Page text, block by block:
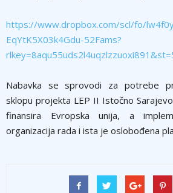
https://www.dropbox.com/scl/fo/
EqYtK5X03k4Gdu-52Fams?
Nabavka se sprovodi za potrebe
sklopu projekta LEP II Istočno
finansira Evropska unija, a
organizacija rada i ista je oslobođena